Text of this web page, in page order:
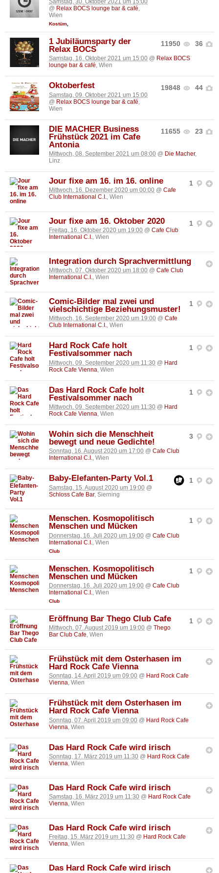
@ Relax BOCS lounge bar & café
Wien
Kostüm
11950 36
1 Jubiläumsparty der
Relax BOCS
Samstag, 16. Oktober 2021 um 15:00 @ Relax BOCS
lounge bar & café, Wien
19848 44
Oktoberfest
Samstag, 09. Oktober 2021 um 15:00
@ Relax BOCS lounge bar & café
Wien
11655 23
DIE MACHER Business
Frühstück 2021 im Cafe
Antonia
Mittwoch, 08. September 2021 um 08:00 @ Die Macher,
Linz
1
Jour fixe am 16. im 16. online
Mittwoch, 16. Dezember 2020 um 00:00 @ Cafe
Club International C.I., Wien
1
Jour fixe am 16. Oktober 2020
Freitag, 16. Oktober 2020 um 19:00 @ Cafe Club
International C.I., Wien
Integration durch Sprachvermittlung
Mittwoch, 07. Oktober 2020 um 18:00 @ Cafe Club
International C.I., Wien
1
Comic-Bilder mal zwei und
vielschichtige Beziehungsmuster!
Mittwoch, 16. September 2020 um 19:00 @ Cafe
Club International C.I., Wien
1
Hard Rock Cafe holt
Festivalsommer nach
Mittwoch, 09. September 2020 um 11:30 @ Hard
Rock Cafe Vienna , Wien
1
Das Hard Rock Cafe holt
Festivalsommer nach
Mittwoch, 09. September 2020 um 11:30 @ Hard
Rock Cafe Vienna, Wien
3
Wohin sich die Menschheit
bewegt und neue Gedichte!
Sonntag, 16. August 2020 um 17:00 @ Cafe Club
International C.I., Wien
1
Baby-Elefanten-Party Vol.1
Samstag, 15. August 2020 um 19:00 @
Schloss Cafe Bar, Sierning
1
Menschen. Kosmopolitisch
Menschen und Mücken
Donnerstag, 16. Juli 2020 um 19:00 @ Cafe Club
International C.I.
, Wien
Club
1
Menschen. Kosmopolitisch
Menschen und Mücken
Donnerstag, 16. Juli 2020 um 19:00 @ Cafe Club
International C.I., Wien
Club
1
Eröffnung Bar Thego Club Cafe
Mittwoch, 07. August 2019 um 19:00 @ Thego
Bar Club Cafe, Wien
Frühstück mit dem Osterhasen im
Hard Rock Cafe Vienna
Sonntag, 14. April 2019 um 09:00 @ Hard Rock Cafe
Vienna, Wien
Frühstück mit dem Osterhasen im
Hard Rock Cafe Vienna
Sonntag, 07. April 2019 um 09:00 @ Hard Rock Cafe
Vienna , Wien
Das Hard Rock Cafe wird irisch
Sonntag, 17. März 2019 um 11:30 @ Hard Rock Cafe
Vienna, Wien
Das Hard Rock Cafe wird irisch
Samstag, 16. März 2019 um 11:30 @ Hard Rock Cafe
Vienna, Wien
Das Hard Rock Cafe wird irisch
Freitag, 15. März 2019 um 11:30 @ Hard Rock Cafe
Vienna, Wien
Das Hard Rock Cafe wird irisch